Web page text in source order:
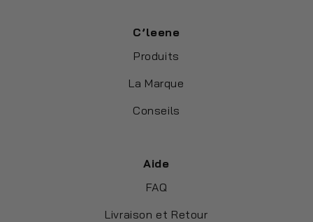
C’leene
Produits
La Marque
Conseils
Aide
FAQ
Livraison et Retour